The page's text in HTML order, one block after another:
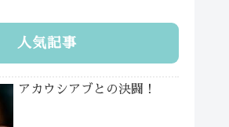
人気記事
アカウシアブとの決闘！